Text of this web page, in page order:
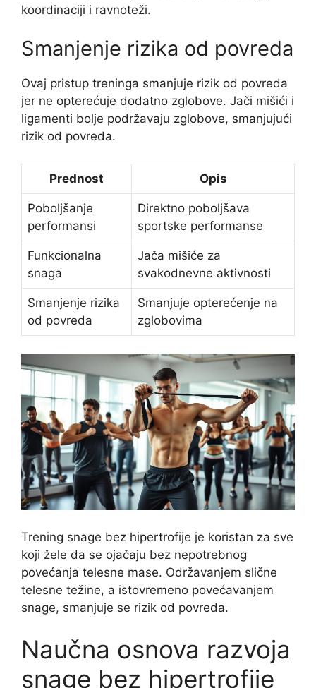
koordinaciji i ravnoteži.
Smanjenje rizika od povreda
Ovaj pristup treninga smanjuje rizik od povreda
jer ne opterećuje dodatno zglobove. Jači mišići i
ligamenti bolje podržavaju zglobove, smanjujući
rizik od povreda.
Prednost Opis
Poboljšanje
performansi
Direktno poboljšava
sportske performanse
Funkcionalna
snaga
Jača mišiće za
svakodnevne aktivnosti
Smanjenje rizika
od povreda
Smanjuje opterećenje na
zglobovima
Trening snage bez hipertrofije je koristan za sve
koji žele da se ojačaju bez nepotrebnog
povećanja telesne mase. Održavanjem slične
telesne težine, a istovremeno povećavanjem
snage, smanjuje se rizik od povreda.
Naučna osnova razvoja
snage bez hipertrofije